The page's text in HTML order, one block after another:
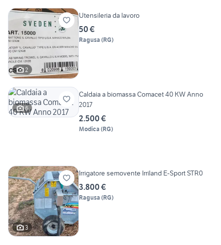
2
Utensileria da lavoro
50 €
Ragusa (RG)
6
Caldaia a biomassa Comacet 40 KW Anno
2017
2.500 €
Modica (RG)
3
Irrigatore semovente Irriland E-Sport STR0
3.800 €
Ragusa (RG)